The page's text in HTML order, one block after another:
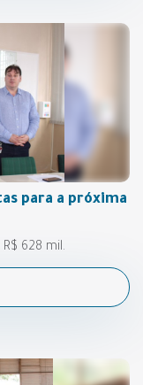
para a próxima
628 mil.